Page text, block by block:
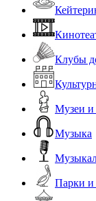
Клубы
Музеи и
Музыка
Парки и